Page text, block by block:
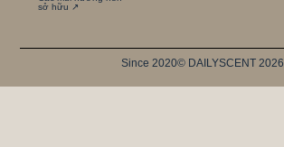
sở hữu ↗
Since 2020© DAILYSCENT 2026